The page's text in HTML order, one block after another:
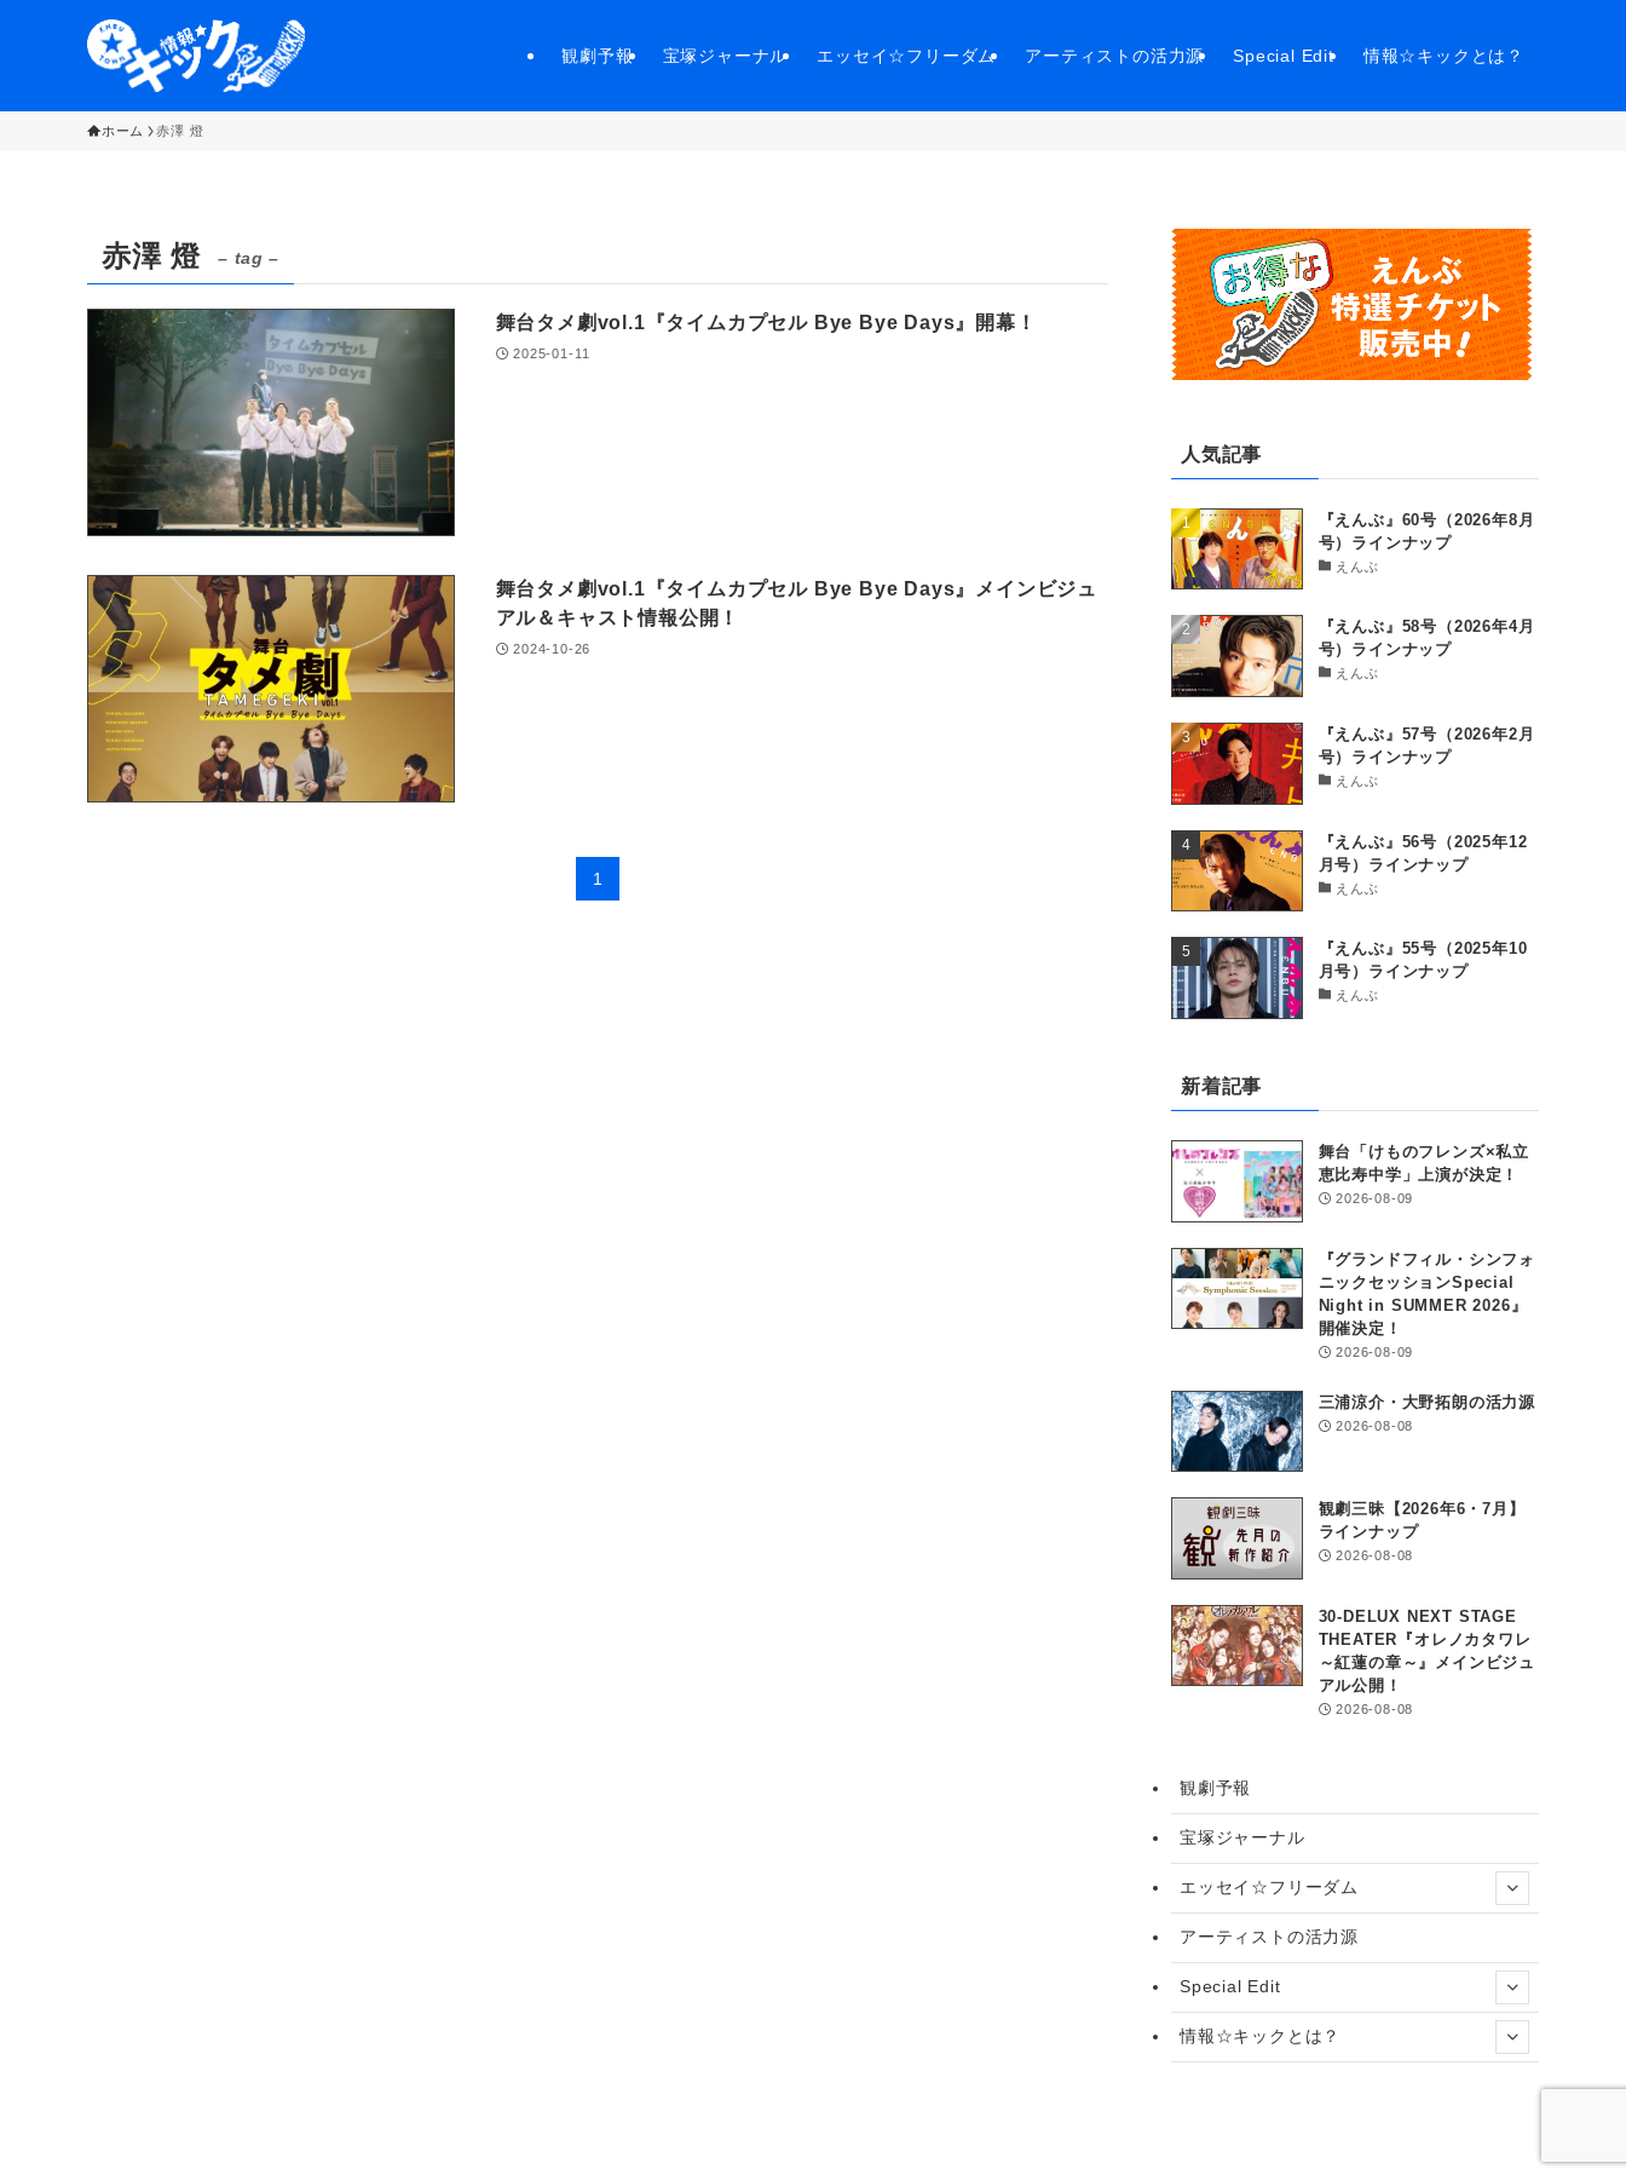
観劇予報 宝塚ジャーナル エッセイ☆フリーダム アーティストの活力源 Special Edit 情報☆キックとは？
ホーム 赤澤 燈
赤澤 燈 – tag –
舞台タメ劇vol.1『タイムカプセル Bye Bye Days』開幕！
2025-01-11
舞台タメ劇vol.1『タイムカプセル Bye Bye Days』メインビジュ
アル＆キャスト情報公開！
2024-10-26
1
人気記事
『えんぶ』60号（2026年8月
号）ラインナップ
えんぶ
『えんぶ』58号（2026年4月
号）ラインナップ
えんぶ
『えんぶ』57号（2026年2月
号）ラインナップ
えんぶ
『えんぶ』56号（2025年12
月号）ラインナップ
えんぶ
『えんぶ』55号（2025年10
月号）ラインナップ
えんぶ
新着記事
舞台「けものフレンズ×私立
恵比寿中学」上演が決定！
2026-08-09
『グランドフィル・シンフォ
ニックセッションSpecial
Night in SUMMER 2026』
開催決定！
2026-08-09
三浦涼介・大野拓朗の活力源
2026-08-08
観劇三昧【2026年6・7月】
ラインナップ
2026-08-08
30-DELUX NEXT STAGE
THEATER『オレノカタワレ
～紅蓮の章～』メインビジュ
アル公開！
2026-08-08
観劇予報
宝塚ジャーナル
エッセイ☆フリーダム
アーティストの活力源
Special Edit
情報☆キックとは？